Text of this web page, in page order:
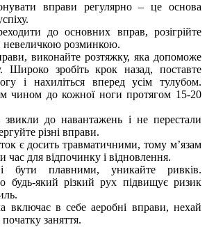
вправи регулярно – це основа
до основних вправ, розігрійте
невеличкою розминкою.
виконайте розтяжку, яка допоможе
Широко зробіть крок назад, поставте
і нахиліться вперед усім тулубом.
чином до кожної ноги протягом 15-20
до навантажень і не перестали
різні вправи.
є досить травматичними, тому м’язам
час для відпочинку і відновлення.
бути плавними, уникайте ривків.
будь-який різкий рух підвищує ризик
включає в себе аеробні вправи, нехай
заняття.